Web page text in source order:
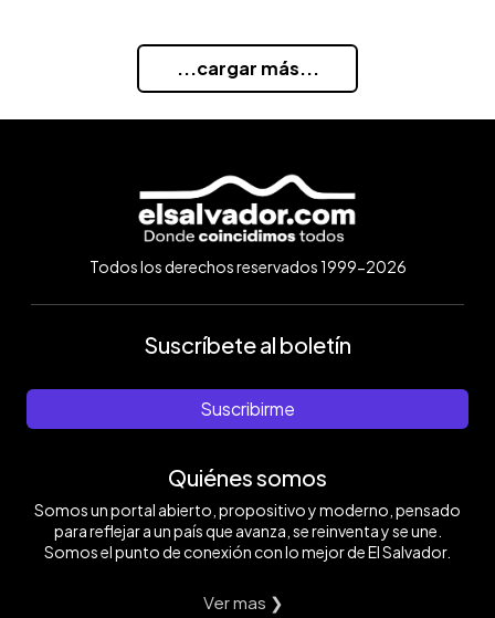
...cargar más...
Todos los derechos reservados 1999-2026
Suscríbete al boletín
Suscribirme
Quiénes somos
Somos un portal abierto, propositivo y moderno, pensado
para reflejar a un país que avanza, se reinventa y se une.
Somos el punto de conexión con lo mejor de El Salvador.
Ver mas ❯